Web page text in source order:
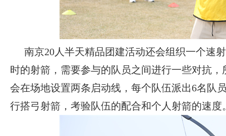
南京20人半天精品团建活动还会组织一个速
时的射箭，需要参与的队员之间进行一些对抗
会在场地设置两条启动线，每个队伍派出6名队
行搭弓射箭，考验队伍的配合和个人射箭的速度